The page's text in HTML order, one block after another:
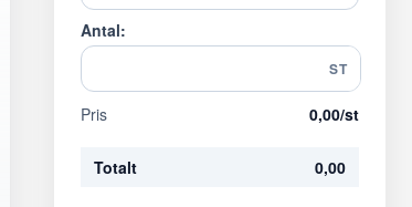
Antal:
ST
Pris 0,00/st
Totalt 0,00